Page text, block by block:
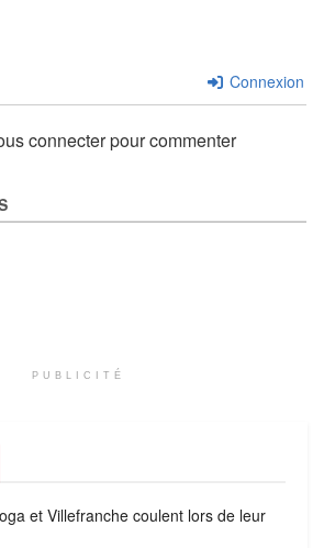
Connexion
connecter pour commenter
PUBLICITÉ
et Villefranche coulent lors de leur